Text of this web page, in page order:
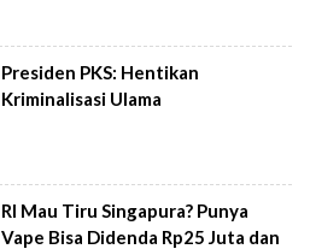
Presiden PKS: Hentikan
Kriminalisasi Ulama
RI Mau Tiru Singapura? Punya
Vape Bisa Didenda Rp25 Juta dan